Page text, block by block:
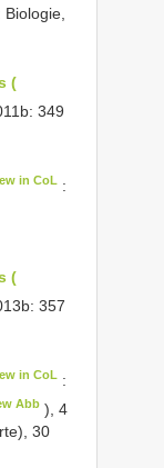
(
349
in CoL :
(
357
in CoL :
Abb ), 4
30